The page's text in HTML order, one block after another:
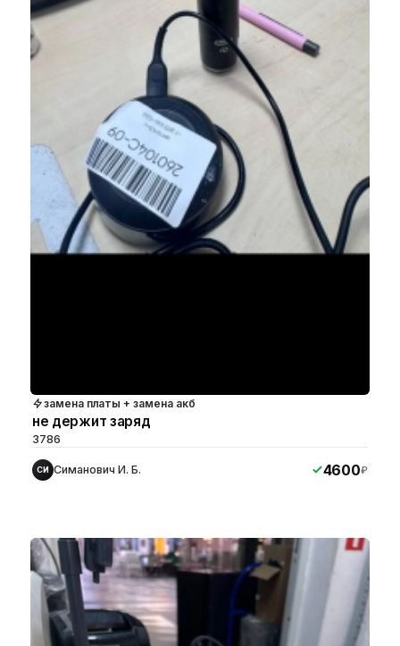
замена платы + замена акб
не держит заряд
3786
СИ Симанович И. Б. 4600₽